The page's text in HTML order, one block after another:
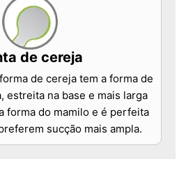
de cereja
de cereja tem a forma de
estreita na base e mais larga
forma do mamilo e é perfeita
sucção mais ampla.